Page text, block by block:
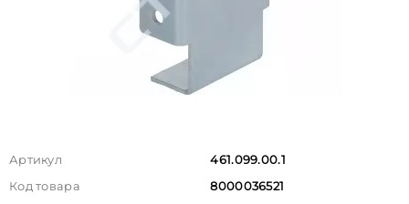
Артикул
461.099.00.1
Код товара
8000036521